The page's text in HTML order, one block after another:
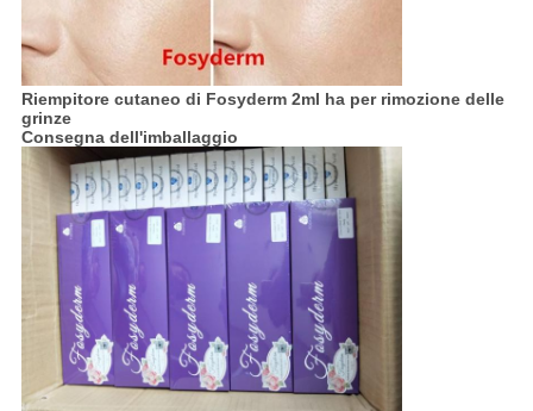
Riempitore cutaneo di Fosyderm 2ml ha per rimozione delle
grinze
Consegna dell'imballaggio